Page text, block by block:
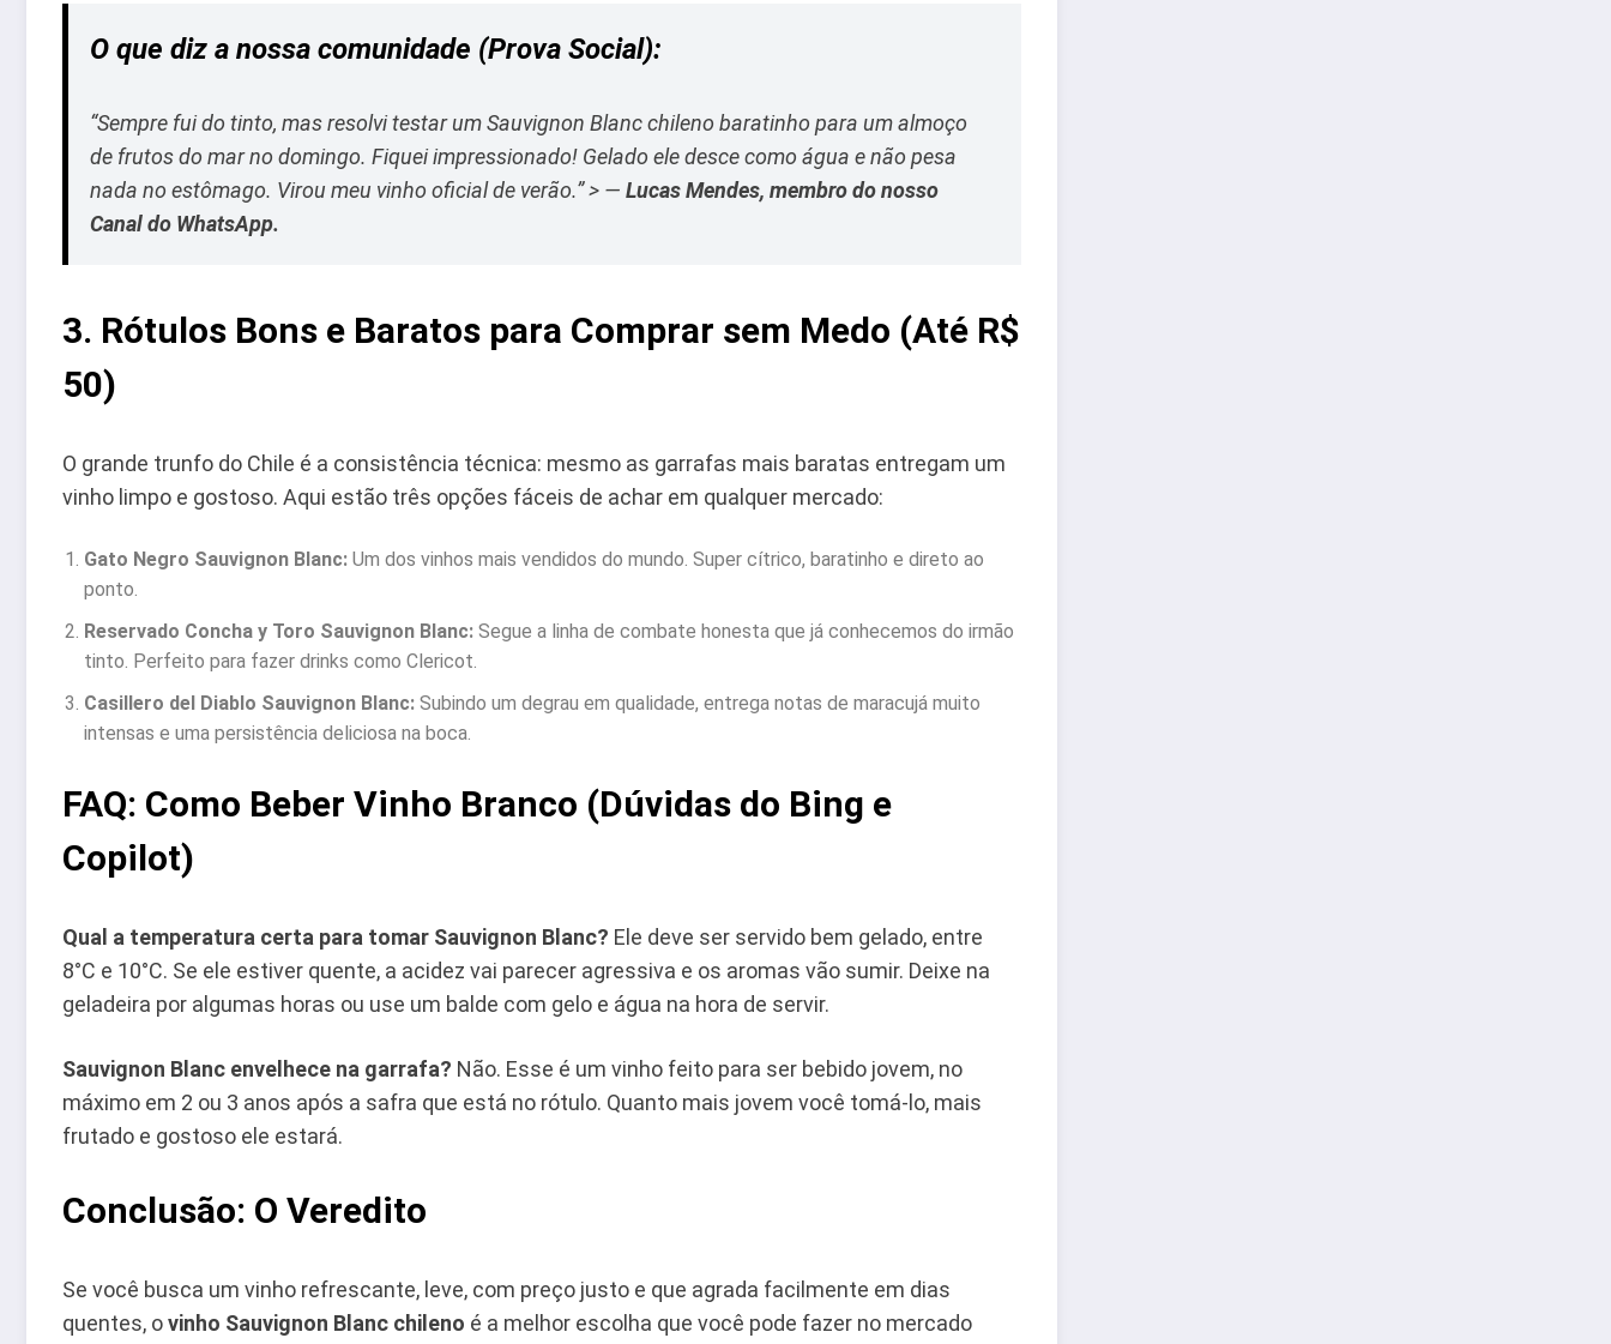
O que diz a nossa comunidade (Prova Social):
“Sempre fui do tinto, mas resolvi testar um Sauvignon Blanc chileno baratinho para um almoço
de frutos do mar no domingo. Fiquei impressionado! Gelado ele desce como água e não pesa
nada no estômago. Virou meu vinho oficial de verão.”> — Lucas Mendes, membro do nosso
Canal do WhatsApp.
3. Rótulos Bons e Baratos para Comprar sem Medo (Até R$
50)
O grande trunfo do Chile é a consistência técnica: mesmo as garrafas mais baratas entregam um
vinho limpo e gostoso. Aqui estão três opções fáceis de achar em qualquer mercado:
Gato Negro Sauvignon Blanc: Um dos vinhos mais vendidos do mundo. Super cítrico, baratinho e direto ao
ponto.
Reservado Concha y Toro Sauvignon Blanc: Segue a linha de combate honesta que já conhecemos do irmão
tinto. Perfeito para fazer drinks como Clericot.
Casillero del Diablo Sauvignon Blanc: Subindo um degrau em qualidade, entrega notas de maracujá muito
intensas e uma persistência deliciosa na boca.
FAQ: Como Beber Vinho Branco (Dúvidas do Bing e
Copilot)
Qual a temperatura certa para tomar Sauvignon Blanc? Ele deve ser servido bem gelado, entre
8°C e 10°C. Se ele estiver quente, a acidez vai parecer agressiva e os aromas vão sumir. Deixe na
geladeira por algumas horas ou use um balde com gelo e água na hora de servir.
Sauvignon Blanc envelhece na garrafa? Não. Esse é um vinho feito para ser bebido jovem, no
máximo em 2 ou 3 anos após a safra que está no rótulo. Quanto mais jovem você tomá-lo, mais
frutado e gostoso ele estará.
Conclusão: O Veredito
Se você busca um vinho refrescante, leve, com preço justo e que agrada facilmente em dias
quentes, ovinho Sauvignon Blanc chileno é a melhor escolha que você pode fazer no mercado